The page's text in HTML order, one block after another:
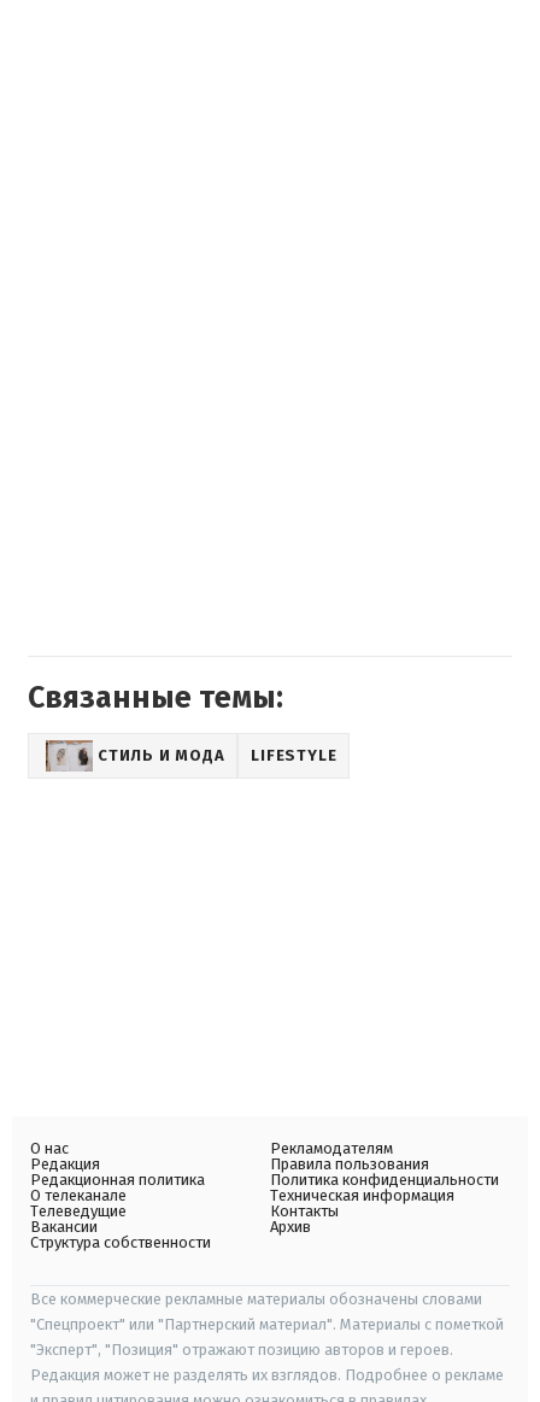
Связанные темы:
СТИЛЬ И МОДА LIFESTYLE
О нас
Редакция
Редакционная политика
О телеканале
Телеведущие
Вакансии
Структура собственности
Рекламодателям
Правила пользования
Политика конфиденциальности
Техническая информация
Контакты
Архив
Все коммерческие рекламные материалы обозначены словами
"Спецпроект" или "Партнерский материал". Материалы с пометкой
"Эксперт", "Позиция" отражают позицию авторов и героев.
Редакция может не разделять их взглядов. Подробнее о рекламе